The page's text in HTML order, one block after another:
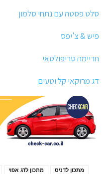
סלט פסטה עם נתחי סלמון
פיש & צ'יפס
חריימה טריפולטאי
דג מרוקאי קל וטעים
מתכון לדג אפוי
מתכון לדניס